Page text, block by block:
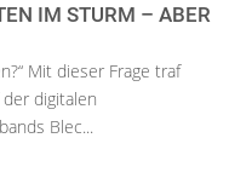
IM STURM – ABER
Mit dieser Frage traf
digitalen
Blec...